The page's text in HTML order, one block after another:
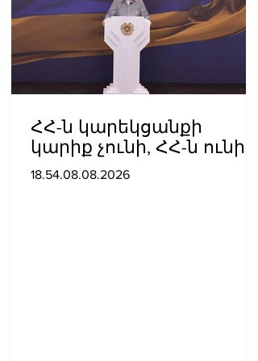
ՀՀ-ն կարեկցանքի
կարիք չունի, ՀՀ-ն ունի
գործընկերության և
18.54.08.08.2026